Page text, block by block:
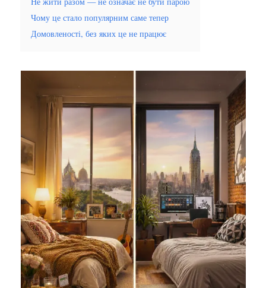
Чому це стало популярним саме тепер
Домовленості, без яких це не працює